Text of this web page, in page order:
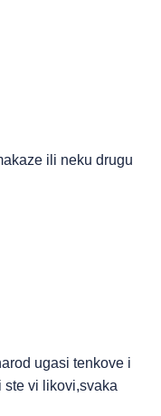
ili neku drugu
ugasi tenkove i
vi likovi,svaka